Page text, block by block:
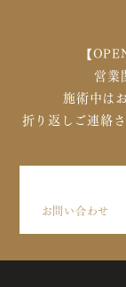
【
営業
施術中は
折り返しご連絡
お問い合わせ